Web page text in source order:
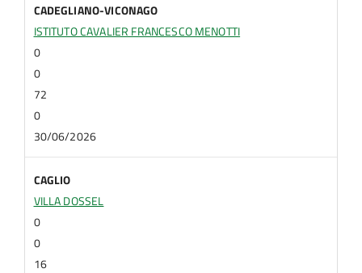
CADEGLIANO-VICONAGO
ISTITUTO CAVALIER FRANCESCO MENOTTI
0
0
72
0
30/06/2026
CAGLIO
VILLA DOSSEL
0
0
16